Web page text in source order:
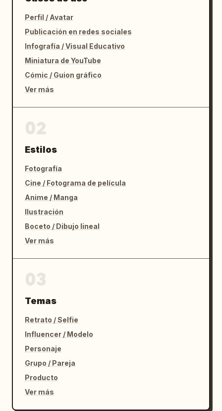
Perfil / Avatar
Publicación en redes sociales
Infografía / Visual Educativo
Miniatura de YouTube
Cómic / Guion gráfico
Ver más
Estilos
Fotografía
Cine / Fotograma de película
Anime / Manga
Ilustración
Boceto / Dibujo lineal
Ver más
Temas
Retrato / Selfie
Influencer / Modelo
Personaje
Grupo / Pareja
Producto
Ver más